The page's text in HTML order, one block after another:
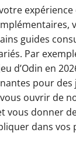
expérience
guides
Par
d’Odin en
pour des
ouvrir de
vous donner
dans vos